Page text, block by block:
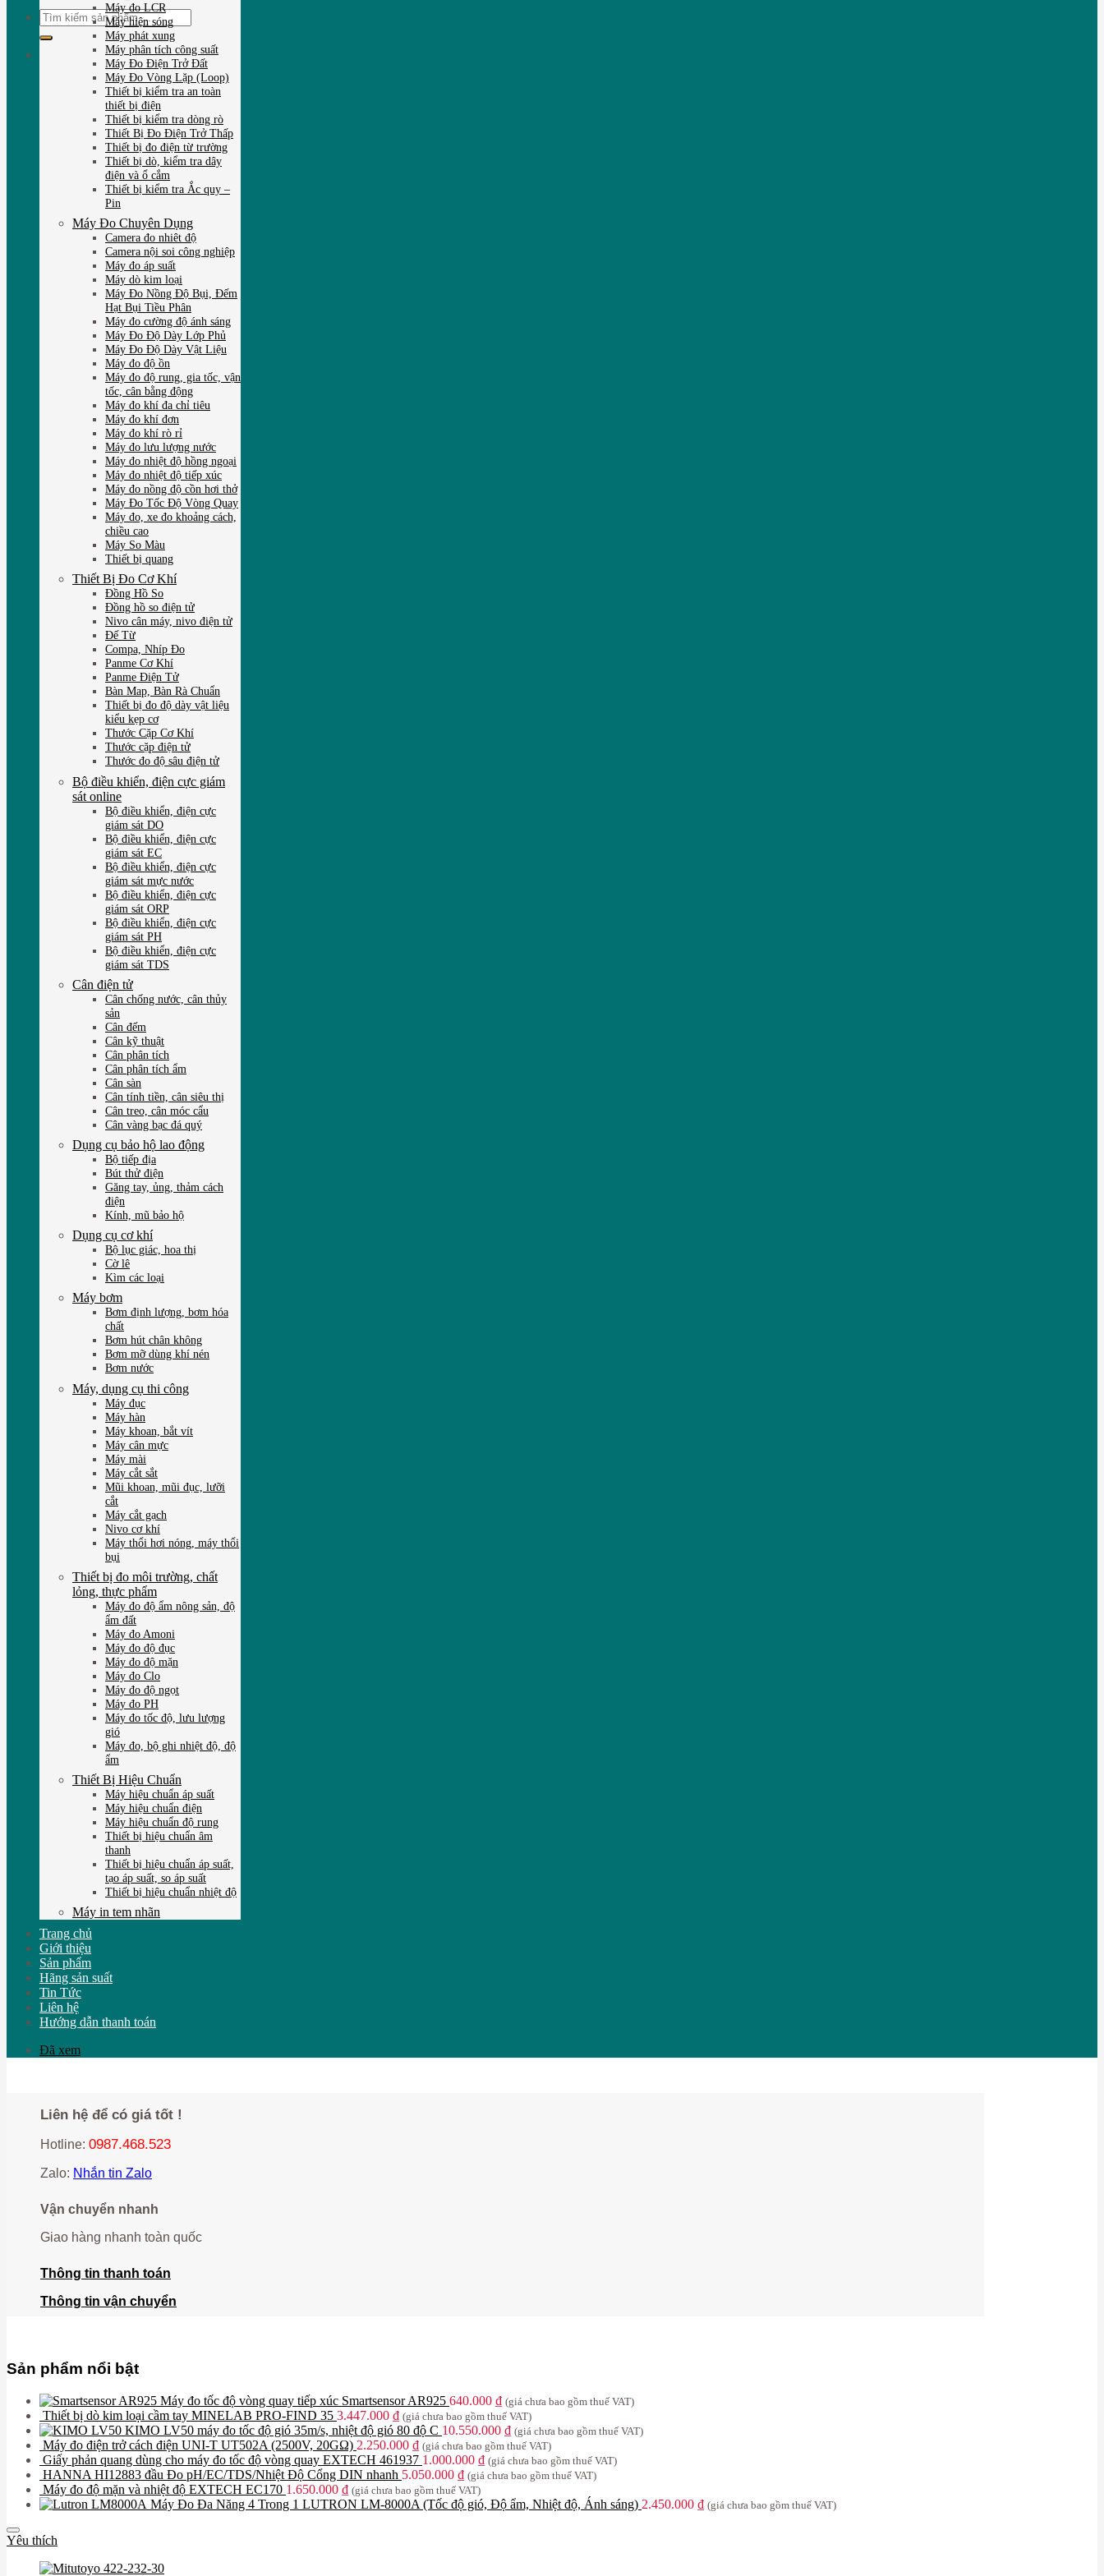
Tìm
kiếm:
Máy đo LCR
Máy hiện sóng
Máy phát xung
Máy phân tích công suất
Máy Đo Điện Trở Đất
Máy Đo Vòng Lặp (Loop)
Thiết bị kiểm tra an toàn
thiết bị điện
Thiết bị kiểm tra dòng rò
Thiết Bị Đo Điện Trở Thấp
Thiết bị đo điện từ trường
Thiết bị dò, kiểm tra dây
điện và ổ cắm
Thiết bị kiểm tra Ắc quy –
Pin
Máy Đo Chuyên Dụng
Camera đo nhiêt độ
Camera nội soi công nghiệp
Máy đo áp suất
Máy dò kim loại
Máy Đo Nồng Độ Bụi, Đếm
Hạt Bụi Tiều Phân
Máy đo cường độ ánh sáng
Máy Đo Độ Dày Lớp Phủ
Máy Đo Độ Dày Vật Liệu
Máy đo độ ồn
Máy đo độ rung, gia tốc, vận
tốc, cân bằng động
Máy đo khí đa chỉ tiêu
Máy đo khí đơn
Máy đo khí rò rỉ
Máy đo lưu lượng nước
Máy đo nhiệt độ hồng ngoại
Máy đo nhiệt độ tiếp xúc
Máy đo nồng độ cồn hơi thở
Máy Đo Tốc Độ Vòng Quay
Máy đo, xe đo khoảng cách,
chiều cao
Máy So Màu
Thiết bị quang
Thiết Bị Đo Cơ Khí
Đồng Hồ So
Đồng hồ so điện tử
Nivo cân máy, nivo điện tử
Đế Từ
Compa, Nhíp Đo
Panme Cơ Khí
Panme Điện Tử
Bàn Map, Bàn Rà Chuẩn
Thiết bị đo độ dày vật liệu
kiểu kẹp cơ
Thước Cặp Cơ Khí
Thước cặp điện tử
Thước đo độ sâu điện tử
Bộ điều khiển, điện cực giám
sát online
Bộ điều khiển, điện cực
giám sát DO
Bộ điều khiển, điện cực
giám sát EC
Bộ điều khiển, điện cực
giám sát mực nước
Bộ điều khiển, điện cực
giám sát ORP
Bộ điều khiển, điện cực
giám sát PH
Bộ điều khiển, điện cực
giám sát TDS
Cân điện tử
Cân chống nước, cân thủy
sản
Cân đếm
Cân kỹ thuật
Cân phân tích
Cân phân tích ẩm
Cân sàn
Cân tính tiền, cân siêu thị
Cân treo, cân móc cẩu
Cân vàng bạc đá quý
Dụng cụ bảo hộ lao động
Bộ tiếp địa
Bút thử điện
Găng tay, ủng, thảm cách
điện
Kính, mũ bảo hộ
Dụng cụ cơ khí
Bộ lục giác, hoa thị
Cờ lê
Kìm các loại
Máy bơm
Bơm định lượng, bơm hóa
chất
Bơm hút chân không
Bơm mỡ dùng khí nén
Bơm nước
Máy, dụng cụ thi công
Máy đục
Máy hàn
Máy khoan, bắt vít
Máy cân mực
Máy mài
Máy cắt sắt
Mũi khoan, mũi đục, lưỡi
cắt
Máy cắt gạch
Nivo cơ khí
Máy thổi hơi nóng, máy thổi
bụi
Thiết bị đo môi trường, chất
lỏng, thực phẩm
Máy đo độ ẩm nông sản, độ
ẩm đất
Máy đo Amoni
Máy đo độ đục
Máy đo độ mặn
Máy đo Clo
Máy đo độ ngọt
Máy đo PH
Máy đo tốc độ, lưu lượng
gió
Máy đo, bộ ghi nhiệt độ, độ
ẩm
Thiết Bị Hiệu Chuẩn
Máy hiệu chuẩn áp suất
Máy hiệu chuẩn điện
Máy hiệu chuẩn độ rung
Thiết bị hiệu chuẩn âm
thanh
Thiết bị hiệu chuẩn áp suất,
tạo áp suất, so áp suất
Thiết bị hiệu chuẩn nhiệt độ
Máy in tem nhãn
Trang chủ
Giới thiệu
Sản phẩm
Hãng sản suất
Tin Tức
Liên hệ
Hướng dẫn thanh toán
Đã xem
Liên hệ để có giá tốt !
Hotline: 0987.468.523
Zalo: Nhắn tin Zalo
Vận chuyển nhanh
Giao hàng nhanh toàn quốc
Thông tin thanh toán
Thông tin vận chuyển
Sản phẩm nổi bật
Máy đo tốc độ vòng quay tiếp xúc Smartsensor AR925 640.000 ₫ (giá chưa bao gồm thuế VAT)
Thiết bị dò kim loại cầm tay MINELAB PRO-FIND 35 3.447.000 ₫ (giá chưa bao gồm thuế VAT)
KIMO LV50 máy đo tốc độ gió 35m/s, nhiệt độ gió 80 độ C 10.550.000 ₫ (giá chưa bao gồm thuế VAT)
Máy đo điện trở cách điện UNI-T UT502A (2500V, 20GΩ) 2.250.000 ₫ (giá chưa bao gồm thuế VAT)
Giấy phản quang dùng cho máy đo tốc độ vòng quay EXTECH 461937 1.000.000 ₫ (giá chưa bao gồm thuế VAT)
HANNA HI12883 đầu Đo pH/EC/TDS/Nhiệt Độ Cổng DIN nhanh 5.050.000 ₫ (giá chưa bao gồm thuế VAT)
Máy đo độ mặn và nhiệt độ EXTECH EC170 1.650.000 ₫ (giá chưa bao gồm thuế VAT)
Máy Đo Đa Năng 4 Trong 1 LUTRON LM-8000A (Tốc độ gió, Độ ẩm, Nhiệt độ, Ánh sáng) 2.450.000 ₫ (giá chưa bao gồm thuế VAT)
Yêu thích